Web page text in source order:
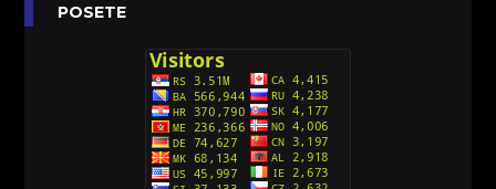
Anatane: Saving the Children of Okura
Avanture Kida Opasnost (Sinhronizovano na
Action Man (Sinhronizovano na Hrvatski)
POSETE